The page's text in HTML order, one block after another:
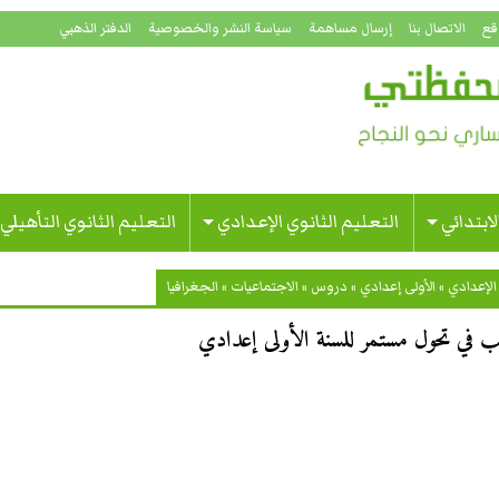
الاتصال بنا إرسال مساهمة سياسة النشر والخصوصية الدفتر الذهبي
التعليم الثانوي الإعدادي التعليم الثانوي التأهيلي
»الأولى إعدادي » دروس »الاجتماعيات »الجغرافيا
تحول مستمر للسنة الأولى إعدادي